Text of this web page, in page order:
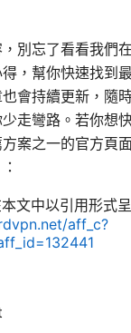
別忘了看看我們
，幫你快速找到
會持續更新，隨
走彎路。若你想
案之一的官方頁
文中以引用形式
aff_c?